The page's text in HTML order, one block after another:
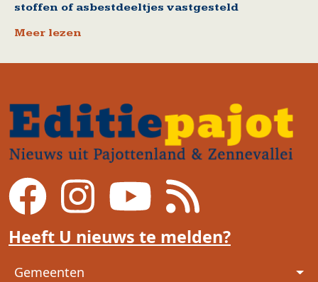
stoffen of asbestdeeltjes vastgesteld
Meer lezen
Heeft U nieuws te melden?
Voet
Gemeenten